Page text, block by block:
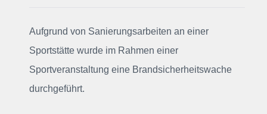
Aufgrund von Sanierungsarbeiten an einer
Sportstätte wurde im Rahmen einer
Sportveranstaltung eine Brandsicherheitswache
durchgeführt.